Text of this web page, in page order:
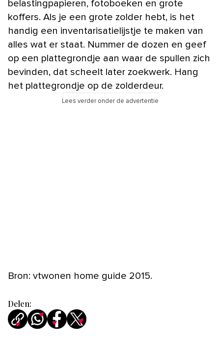
belastingpapieren, fotoboeken en grote
koffers. Als je een grote zolder hebt, is het
handig een inventarisatielijstje te maken van
alles wat er staat. Nummer de dozen en geef
op een plattegrondje aan waar de spullen zich
bevinden, dat scheelt later zoekwerk. Hang
het plattegrondje op de zolderdeur.
Lees verder onder de advertentie
Bron: vtwonen home guide 2015.
Delen: